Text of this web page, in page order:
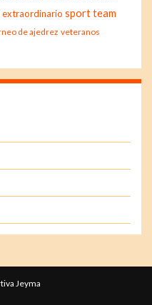
extraordinario sport team
de ajedrez veteranos
Jeyma